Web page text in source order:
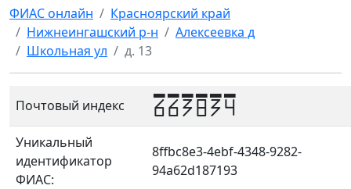
ФИАС онлайн
Красноярский край
Нижнеингашский р-н
Алексеевка д
Школьная ул
д. 13
Почтовый индекс 663834
Уникальный
идентификатор
ФИАС:
8ffbc8e3-4ebf-4348-9282-
94a62d187193